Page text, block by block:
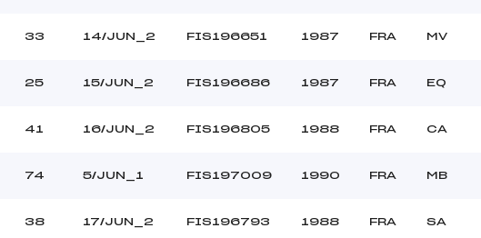
33 14/JUN_2 FIS196651 1987 FRA MV
25 15/JUN_2 FIS196686 1987 FRA EQ
41 16/JUN_2 FIS196805 1988 FRA CA
74 5/JUN_1 FIS197009 1990 FRA MB
38 17/JUN_2 FIS196793 1988 FRA SA